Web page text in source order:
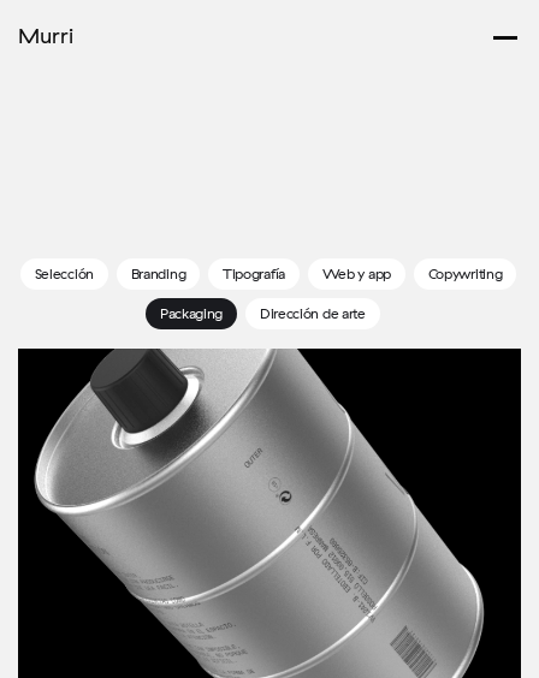
Murri
Selección Branding Tipografía Web y app Copywriting
Packaging Dirección de arte